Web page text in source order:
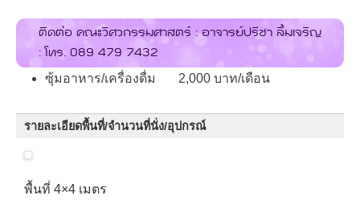
ติดต่อ คณะวิศวกรรมศาสตร์ : อาจารย์ปรีชา ลิ้มเจริญ
: โทร. 089 479 7432
ซุ้มอาหาร/เครื่องดื่ม 2,000 บาท/เดือน
รายละเอียดพื้นที่/จำนวนที่นั่ง/อุปกรณ์
พื้นที่ 4×4 เมตร